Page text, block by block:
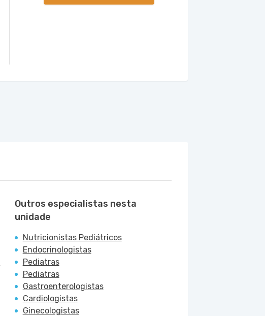
Outros especialistas nesta
unidade
Nutricionistas Pediátricos
Endocrinologistas
Pediatras
Pediatras
Gastroenterologistas
Cardiologistas
Ginecologistas